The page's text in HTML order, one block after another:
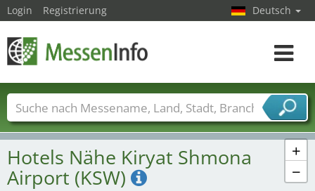
+
−
Hotels Nähe Kiryat Shmona
Airport (KSW)
Login Registrierung Deutsch
Toggle
Messenamen Länder Städte
Branchen
Dienstleisterbranchen